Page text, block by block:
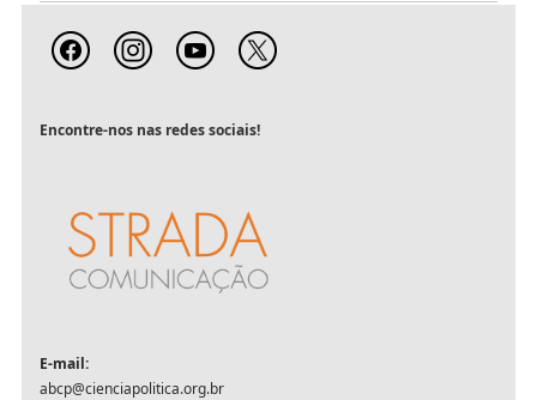
Encontre-nos nas redes sociais!
E-mail:
abcp@cienciapolitica.org.br